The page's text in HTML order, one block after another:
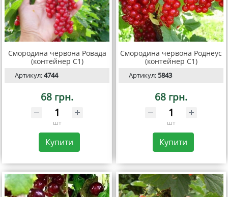
Смородина червона Ровада
(контейнер С1)
Артикул:4744
68 грн.
шт
Купити
Смородина червона Роднеус
(контейнер С1)
Артикул:5843
68 грн.
шт
Купити